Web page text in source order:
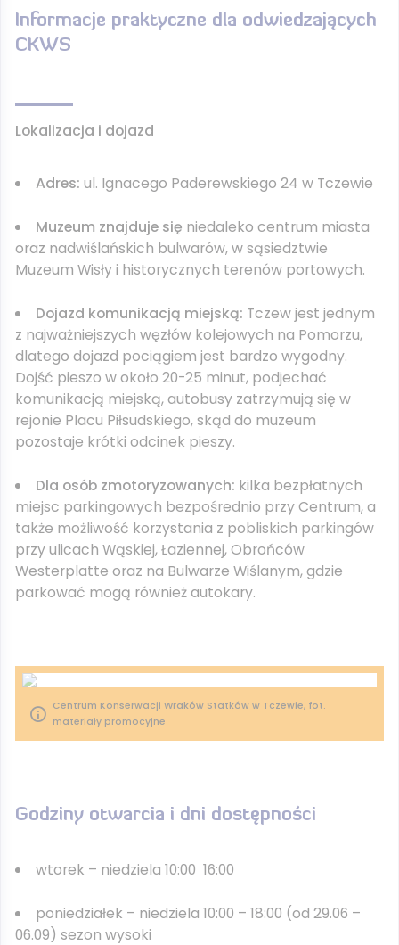
Informacje praktyczne dla odwiedzających
CKWS
Lokalizacja i dojazd
Adres: ul. Ignacego Paderewskiego 24 w Tczewie
Muzeum znajduje się niedaleko centrum miasta
oraz nadwiślańskich bulwarów, w sąsiedztwie
Muzeum Wisły i historycznych terenów portowych.
Dojazd komunikacją miejską: Tczew jest jednym
z najważniejszych węzłów kolejowych na Pomorzu,
dlatego dojazd pociągiem jest bardzo wygodny.
Dojść pieszo w około 20-25 minut, podjechać
komunikacją miejską, autobusy zatrzymują się w
rejonie Placu Piłsudskiego, skąd do muzeum
pozostaje krótki odcinek pieszy.
Dla osób zmotoryzowanych: kilka bezpłatnych
miejsc parkingowych bezpośrednio przy Centrum, a
także możliwość korzystania z pobliskich parkingów
przy ulicach Wąskiej, Łaziennej, Obrońców
Westerplatte oraz na Bulwarze Wiślanym, gdzie
parkować mogą również autokary.​
Centrum Konserwacji Wraków Statków w Tczewie, fot.
materiały promocyjne
Godziny otwarcia i dni dostępności
wtorek – niedziela 10:00 16:00
poniedziałek – niedziela 10:00 – 18:00 (od 29.06 –
06.09) sezon wysoki